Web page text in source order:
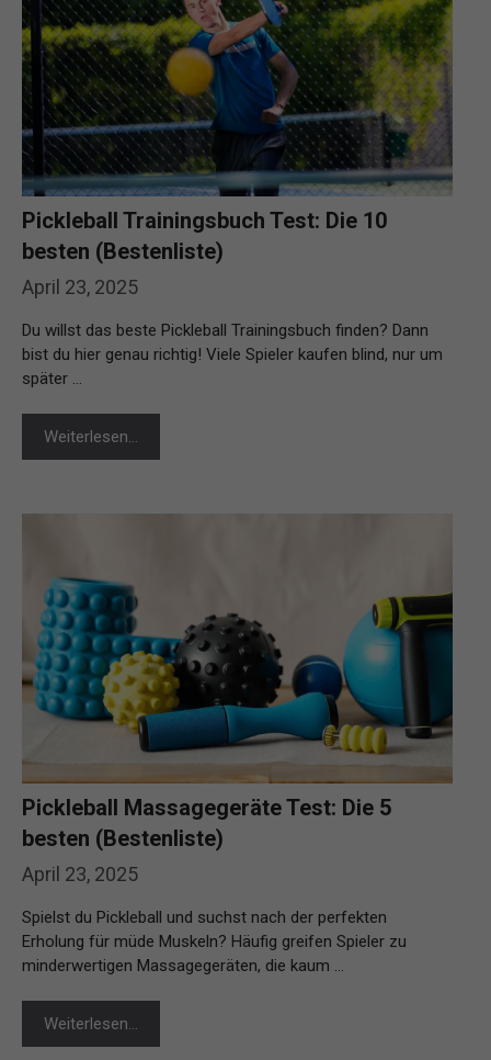
April 23, 2025
Pickleball Trainingsbuch Test: Die 10
besten (Bestenliste)
Du willst das beste Pickleball Trainingsbuch finden? Dann
bist du hier genau richtig! Viele Spieler kaufen blind, nur um
später …
Weiterlesen…
April 23, 2025
Pickleball Massagegeräte Test: Die 5
besten (Bestenliste)
Spielst du Pickleball und suchst nach der perfekten
Erholung für müde Muskeln? Häufig greifen Spieler zu
minderwertigen Massagegeräten, die kaum …
Weiterlesen…